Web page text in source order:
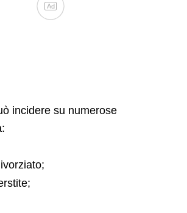
Ad
incidere su numerose